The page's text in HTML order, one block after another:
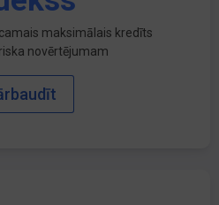
maksimālais kredīts
novērtējumam